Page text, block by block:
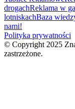
drogachReklama w
lotniskachBaza
nami!
Polityka prywatności
© Copyright 2025
zastrzeżone.